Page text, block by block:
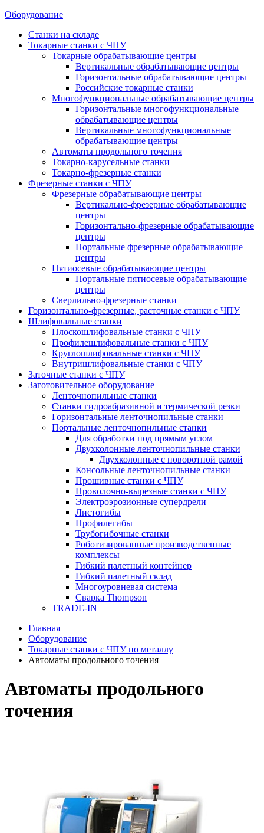
Оборудование
Станки на складе
Токарные станки с ЧПУ
Токарные обрабатывающие центры
Вертикальные обрабатывающие центры
Горизонтальные обрабатывающие центры
Российские токарные станки
Многофункциональные обрабатывающие центры
Горизонтальные многофункциональные
обрабатывающие центры
Вертикальные многофункциональные
обрабатывающие центры
Автоматы продольного точения
Токарно-карусельные станки
Токарно-фрезерные станки
Фрезерные станки с ЧПУ
Фрезерные обрабатывающие центры
Вертикально-фрезерные обрабатывающие
центры
Горизонтально-фрезерные обрабатывающие
центры
Портальные фрезерные обрабатывающие
центры
Пятиосевые обрабатывающие центры
Портальные пятиосевые обрабатывающие
центры
Сверлильно-фрезерные станки
Горизонтально-фрезерные, расточные станки с ЧПУ
Шлифовальные станки
Плоскошлифовальные станки с ЧПУ
Профилешлифовальные станки с ЧПУ
Круглошлифовальные станки с ЧПУ
Внутришлифовальные станки с ЧПУ
Заточные станки с ЧПУ
Заготовительное оборудование
Ленточнопильные станки
Станки гидроабразивной и термической резки
Горизонтальные ленточнопильные станки
Портальные ленточнопильные станки
Для обработки под прямым углом
Двухколонные ленточнопильные станки
Двухколонные с поворотной рамой
Консольные ленточнопильные станки
Прошивные станки с ЧПУ
Проволочно-вырезные станки с ЧПУ
Электроэрозионные супердрели
Листогибы
Профилегибы
Трубогибочные станки
Роботизированные производственные
комплексы
Гибкий палетный контейнер
Гибкий палетный склад
Многоуровневая система
Сварка Thompson
TRADE-IN
Главная
Оборудование
Токарные станки с ЧПУ по металлу
Автоматы продольного точения
Автоматы продольного
точения